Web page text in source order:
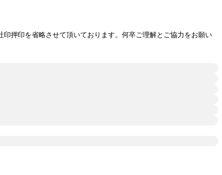
押印を省略させて頂いております。何卒ご理解とご協力をお願い